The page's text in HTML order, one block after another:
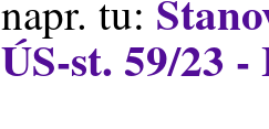
napr. tu:
ÚS-st. 59/23